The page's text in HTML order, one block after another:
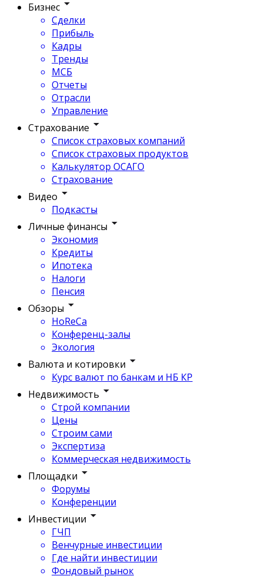
Бизнес
Сделки
Прибыль
Кадры
Тренды
МСБ
Отчеты
Отрасли
Управление
Страхование
Список страховых компаний
Список страховых продуктов
Калькулятор ОСАГО
Страхование
Видео
Подкасты
Личные финансы
Экономия
Кредиты
Ипотека
Налоги
Пенсия
Обзоры
HoReCa
Конференц-залы
Экология
Валюта и котировки
Курс валют по банкам и НБ КР
Недвижимость
Строй компании
Цены
Строим сами
Экспертиза
Коммерческая недвижимость
Площадки
Форумы
Конференции
Инвестиции
ГЧП
Венчурные инвестиции
Где найти инвестиции
Фондовый рынок